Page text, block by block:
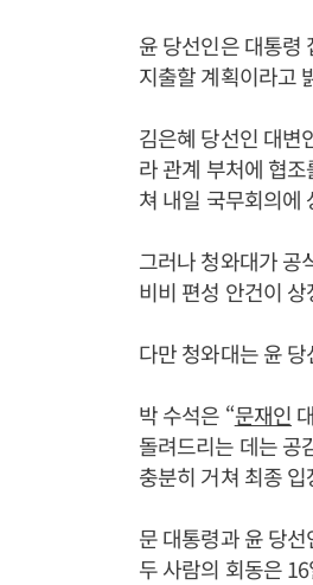
윤 당선인은 대통령
지출할 계획이라고
김은혜 당선인 대변
라 관계 부처에 협
쳐 내일 국무회의에
그러나 청와대가 공
비비 편성 안건이
다만 청와대는 윤
박 수석은 “문재인
돌려드리는 데는 공
충분히 거쳐 최종
문 대통령과 윤 당
두 사람의 회동은